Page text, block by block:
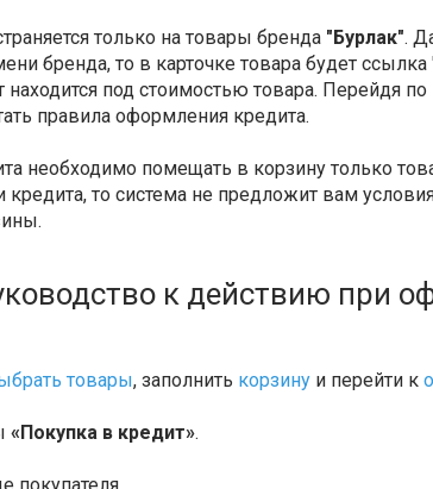
только на товары бренда "Бурлак".
бренда, то в карточке товара будет
находится под стоимостью товара. Перейдя
правила оформления кредита.
необходимо помещать в корзину только
то система не предложит вам
к действию при
товары, заполнить корзину и перейти к
«Покупка в кредит».